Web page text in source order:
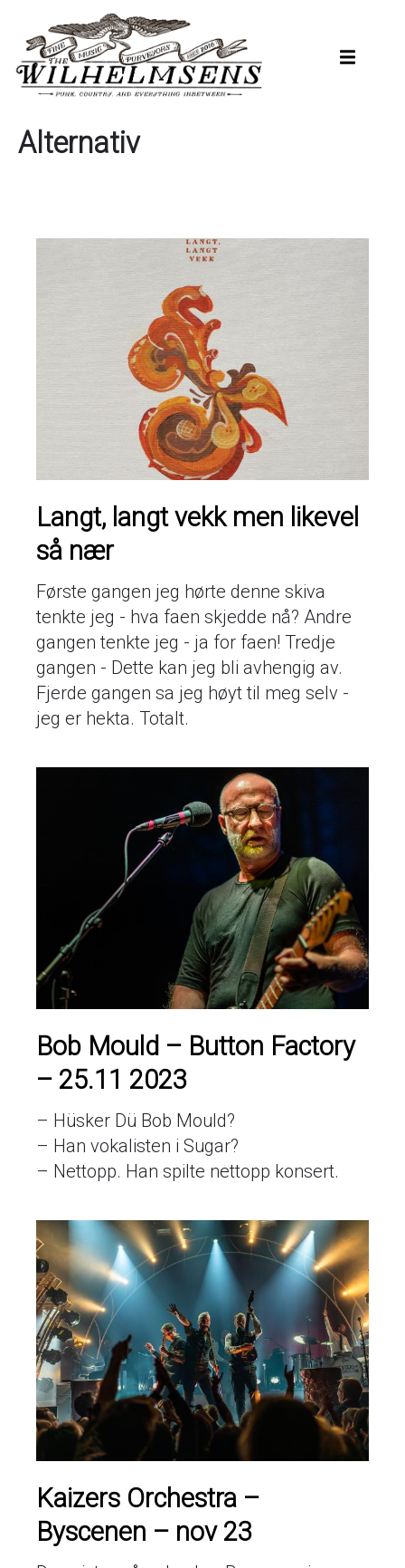
hovedinnhold
Alternativ
Langt, langt vekk men likevel
så nær
Første gangen jeg hørte denne skiva
tenkte jeg - hva faen skjedde nå? Andre
gangen tenkte jeg - ja for faen! Tredje
gangen - Dette kan jeg bli avhengig av.
Fjerde gangen sa jeg høyt til meg selv -
jeg er hekta. Totalt.
Bob Mould – Button Factory
– 25.11 2023
– Hüsker Dü Bob Mould?
– Han vokalisten i Sugar?
– Nettopp. Han spilte nettopp konsert.
Kaizers Orchestra –
Byscenen – nov 23